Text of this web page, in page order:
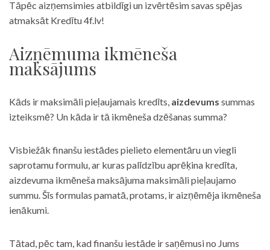
Tāpēc aizņemsimies atbildīgi un izvērtēsim savas spējas
atmaksāt Kredītu 4f.lv!
Aizņēmuma ikmēneša
maksājums
Kāds ir maksimāli pieļaujamais kredīts, aizdevums summas
izteiksmē? Un kāda ir tā ikmēneša dzēšanas summa?
Visbiežāk finanšu iestādes pielieto elementāru un viegli
saprotamu formulu, ar kuras palīdzību aprēķina kredīta,
aizdevuma ikmēneša maksājuma maksimāli pieļaujamo
summu. Šīs formulas pamatā, protams, ir aizņēmēja ikmēneša
ienākumi.
Tātad, pēc tam, kad finanšu iestāde ir saņēmusi no Jums